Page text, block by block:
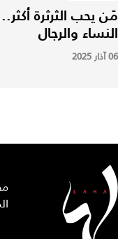
مَن يحب الثرثرة
النساء والرجال
06 آذار 2025